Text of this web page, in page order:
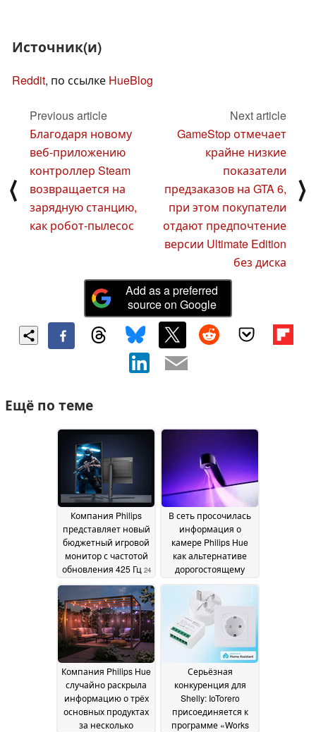
Источник(и)
Reddit, по ссылке HueBlog
⟨
Previous article
Благодаря новому
веб-приложению
контроллер Steam
возвращается на
зарядную станцию,
как робот-пылесос
Next article
GameStop отмечает
крайне низкие
показатели
предзаказов на GTA 6,
при этом покупатели
отдают предпочтение
версии Ultimate Edition
без диска
⟩
Add as a preferred
source on Google
Ещё по теме
Компания Philips
представляет новый
бюджетный игровой
монитор с частотой
обновления 425 Гц 24
July 2026
В сеть просочилась
информация о
камере Philips Hue
как альтернативе
дорогостоящему
синхронизации
HDMI22 July 2026
Компания Philips Hue
случайно раскрыла
информацию о трёх
основных продуктах
за несколько
Серьёзная
конкуренция для
Shelly: IoTorero
присоединяется к
программе «Works